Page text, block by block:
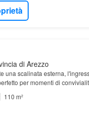
di Arezzo
una scalinata esterna,
per momenti di
110 m²